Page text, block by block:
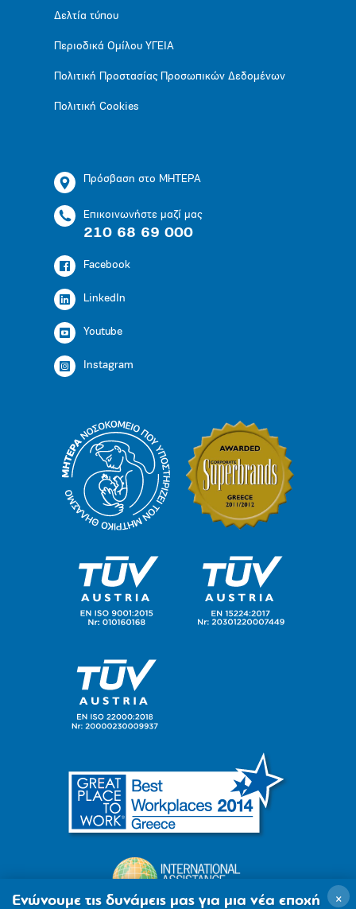
Δελτία τύπου
Περιοδικά Ομίλου ΥΓΕΙΑ
Πολιτική Προστασίας Προσωπικών Δεδομένων
Πολιτική Cookies
Πρόσβαση στο ΜΗΤΕΡΑ
Επικοινωνήστε μαζί μας
210 68 69 000
Facebook
LinkedIn
Youtube
Instagram
×
Ενώνουμε τις δυνάμεις μας για μια νέα εποχή